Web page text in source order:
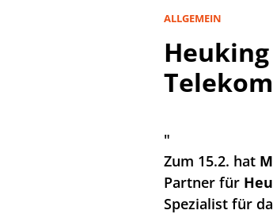
ALLGEMEIN
"
Zum 15.2. hat
Partner für
Spezialist für